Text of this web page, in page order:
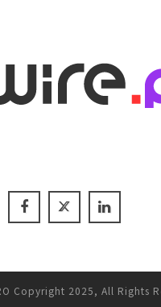
Copyright 2025, All Rights